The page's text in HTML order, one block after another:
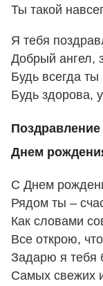
Ты такой
Я тебя
Добрый ангел,
Будь всегда
Будь здорова,
Днем
С Днем
Рядом ты –
Как словами
Все открою,
Задарю я тебя
Самых свежих